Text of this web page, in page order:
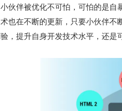
小伙伴被优化不可怕，可怕的是自
术也在不断的更新，只要小伙伴不
验，提升自身开发技术水平，还是